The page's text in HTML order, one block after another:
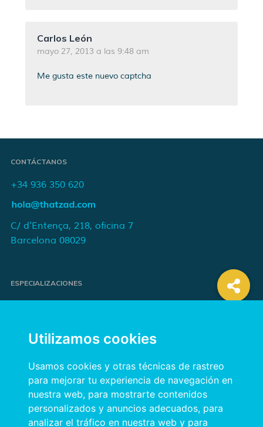
Utilizamos cookies
Usamos cookies y otras técnicas de rastreo
para mejorar tu experiencia de navegación en
nuestra web, para mostrarte contenidos
personalizados y anuncios adecuados, para
analizar el tráfico en nuestra web y para
Carlos León
mayo 27, 2013 a las 9:48 am
Me gusta este nuevo captcha
CONTÁCTANOS
+34 936 350 620
C/ d'Entença, 218, oficina 7
Barcelona 08029
ESPECIALIZACIONES
Publicidad online orientada a resultados
INFORMACIÓN
Política de privacidad